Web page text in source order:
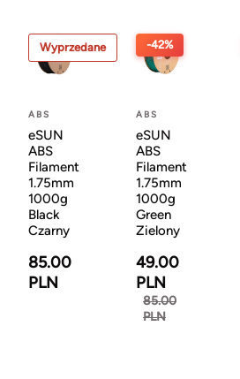
Wyprzedane
ABS
eSUN
ABS
Filament
1.75mm
1000g
Black
Czarny
85.00
PLN
-42%
ABS
eSUN
ABS
Filament
1.75mm
1000g
Green
Zielony
49.00
PLN
85.00
PLN